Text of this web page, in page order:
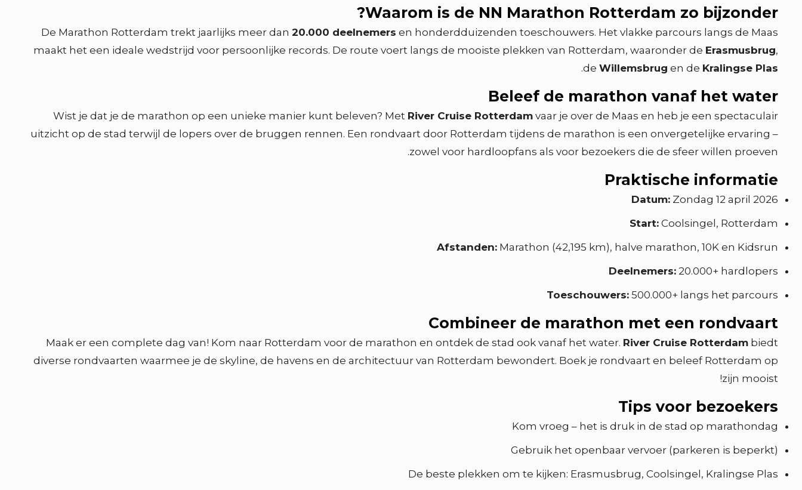
Waarom is de NN Marathon Rotterdam zo bijzonder?
De Marathon Rotterdam trekt jaarlijks meer dan20.000 deelnemers en honderdduizenden toeschouwers. Het vlakke parcours langs de Maas
maakt het een ideale wedstrijd voor persoonlijke records. De route voert langs de mooiste plekken van Rotterdam, waaronder de Erasmusbrug,
deWillemsbrug en de Kralingse Plas
.
Beleef de marathon vanaf het water
Wist je dat je de marathon op een unieke manier kunt beleven? Met River Cruise Rotterdam vaar je over de Maas en heb je een spectaculair
uitzicht op de stad terwijl de lopers over de bruggen rennen. Een rondvaart door Rotterdam tijdens de marathon is een onvergetelijke ervaring –
zowel voor hardloopfans als voor bezoekers die de sfeer willen proeven.
Praktische informatie
Datum: Zondag 12 april 2026
Start: Coolsingel, Rotterdam
Afstanden: Marathon (42,195 km), halve marathon, 10K en Kidsrun
Deelnemers: 20.000+ hardlopers
Toeschouwers: 500.000+ langs het parcours
Combineer de marathon met een rondvaart
Maak er een complete dag van! Kom naar Rotterdam voor de marathon en ontdek de stad ook vanaf het water. River Cruise Rotterdam biedt
diverse rondvaarten waarmee je de skyline, de havens en de architectuur van Rotterdam bewondert. Boek je rondvaart en beleef Rotterdam op
zijn mooist!
Tips voor bezoekers
Kom vroeg – het is druk in de stad op marathondag
Gebruik het openbaar vervoer (parkeren is beperkt)
De beste plekken om te kijken: Erasmusbrug, Coolsingel, Kralingse Plas